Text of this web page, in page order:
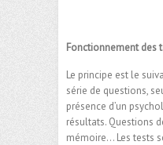
Fonctionnement des
Le principe est le
série de questions,
présence d’un
résultats. Questions
mémoire… Les tests